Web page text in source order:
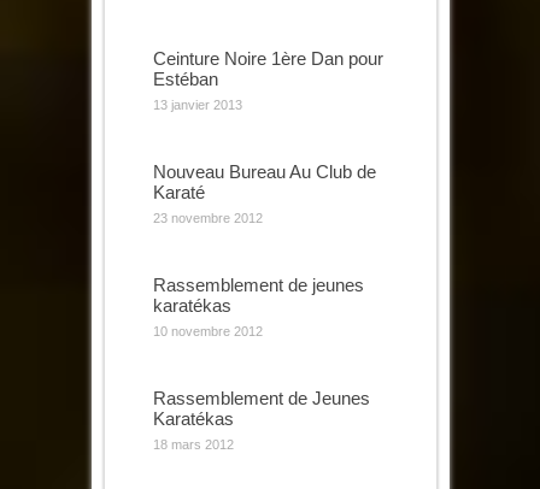
Ceinture Noire 1ère Dan pour
Estéban
13 janvier 2013
Nouveau Bureau Au Club de
Karaté
23 novembre 2012
Rassemblement de jeunes
karatékas
10 novembre 2012
Rassemblement de Jeunes
Karatékas
18 mars 2012